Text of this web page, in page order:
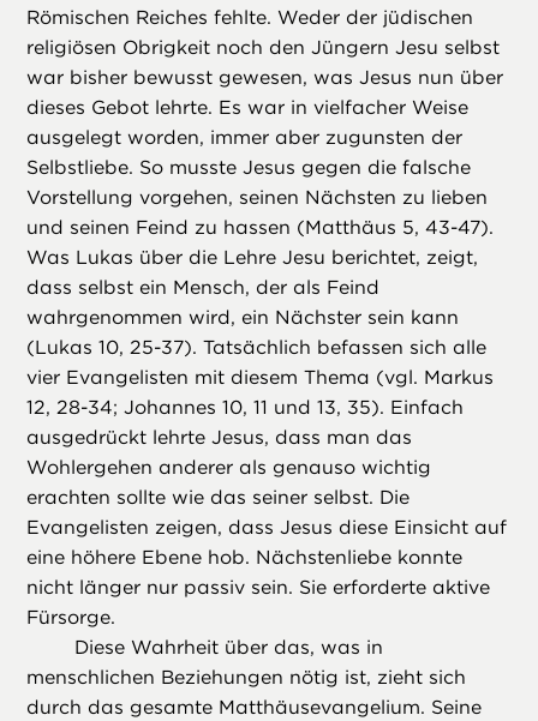
Römischen Reiches fehlte. Weder der jüdischen
religiösen Obrigkeit noch den Jüngern Jesu selbst
war bisher bewusst gewesen, was Jesus nun über
dieses Gebot lehrte. Es war in vielfacher Weise
ausgelegt worden, immer aber zugunsten der
Selbstliebe. So musste Jesus gegen die falsche
Vorstellung vorgehen, seinen Nächsten zu lieben
und seinen Feind zu hassen (Matthäus 5, 43-47).
Was Lukas über die Lehre Jesu berichtet, zeigt,
dass selbst ein Mensch, der als Feind
wahrgenommen wird, ein Nächster sein kann
(Lukas 10, 25-37). Tatsächlich befassen sich alle
vier Evangelisten mit diesem Thema (vgl. Markus
12, 28-34; Johannes 10, 11 und 13, 35). Einfach
ausgedrückt lehrte Jesus, dass man das
Wohlergehen anderer als genauso wichtig
erachten sollte wie das seiner selbst. Die
Evangelisten zeigen, dass Jesus diese Einsicht auf
eine höhere Ebene hob. Nächstenliebe konnte
nicht länger nur passiv sein. Sie erforderte aktive
Fürsorge.
Diese Wahrheit über das, was in
menschlichen Beziehungen nötig ist, zieht sich
durch das gesamte Matthäusevangelium. Seine